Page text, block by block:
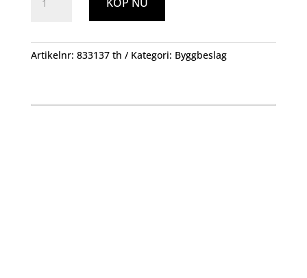
60x60x2,0x25mm
Artikelnr: 833137 th Kategori: Byggbeslag